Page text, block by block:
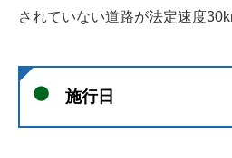
されていない道路が法定速度
施行日